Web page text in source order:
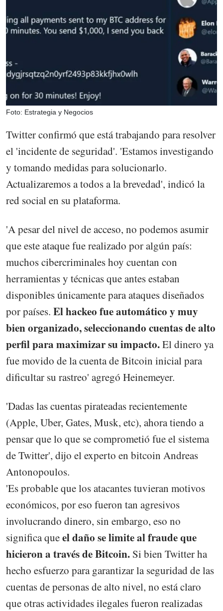
Foto: Estrategia y Negocios
Twitter confirmó que está trabajando para resolver
el 'incidente de seguridad'. 'Estamos investigando
y tomando medidas para solucionarlo.
Actualizaremos a todos a la brevedad', indicó la
red social en su plataforma.
'A pesar del nivel de acceso, no podemos asumir
que este ataque fue realizado por algún país:
muchos cibercriminales hoy cuentan con
herramientas y técnicas que antes estaban
disponibles únicamente para ataques diseñados
por países. El hackeo fue automático y muy
bien organizado, seleccionando cuentas de alto
perfil para maximizar su impacto.El dinero ya
fue movido de la cuenta de Bitcoin inicial para
dificultar su rastreo' agregó Heinemeyer.
'Dadas las cuentas pirateadas recientemente
(Apple, Uber, Gates, Musk, etc), ahora tiendo a
pensar que lo que se comprometió fue el sistema
de Twitter', dijo el experto en bitcoin Andreas
Antonopoulos.
'Es probable que los atacantes tuvieran motivos
económicos, por eso fueron tan agresivos
involucrando dinero, sin embargo, eso no
significa queel daño se limite al fraude que
hicieron a través de Bitcoin. Si bien Twitter ha
hecho esfuerzo para garantizar la seguridad de las
cuentas de personas de alto nivel, no está claro
que otras actividades ilegales fueron realizadas